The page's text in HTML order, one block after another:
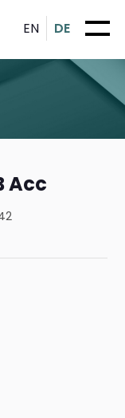
EN DE
Acc